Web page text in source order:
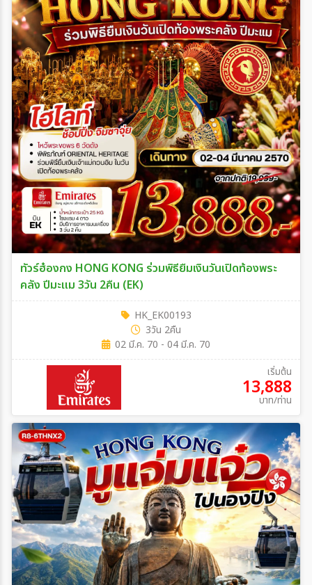
ทัวร์ฮ๋องกง HONG KONG ร่วมพิธียืมเงินวันเปิดท้องพระ
คลัง ปีมะแม 3วัน 2คืน (EK)
HK_EK00193
3วัน 2คืน
02 มี.ค. 70 - 04 มี.ค. 70
เริ่มต้น
13,888
บาท/ท่าน